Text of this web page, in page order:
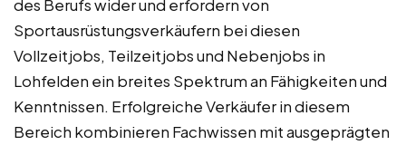
des Berufs wider und erfordern von
Sportausrüstungsverkäufern bei diesen
Vollzeitjobs, Teilzeitjobs und Nebenjobs in
Lohfelden ein breites Spektrum an Fähigkeiten und
Kenntnissen. Erfolgreiche Verkäufer in diesem
Bereich kombinieren Fachwissen mit ausgeprägten